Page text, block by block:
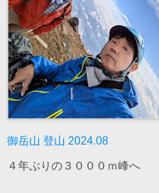
御岳山 登山 2024.08
４年ぶりの３０００ｍ峰へ